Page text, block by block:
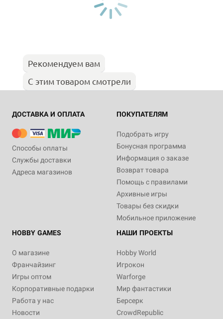
Рекомендуем вам
С этим товаром смотрели
ДОСТАВКА И ОПЛАТА
Способы оплаты
Службы доставки
Адреса магазинов
ПОКУПАТЕЛЯМ
Подобрать игру
Бонусная программа
Информация о заказе
Возврат товара
Помощь с правилами
Архивные игры
Товары без скидки
Мобильное приложение
HOBBY GAMES
О магазине
Франчайзинг
Игры оптом
Корпоративные подарки
Работа у нас
Новости
НАШИ ПРОЕКТЫ
Hobby World
Игрокон
Warforge
Мир фантастики
Берсерк
CrowdRepublic